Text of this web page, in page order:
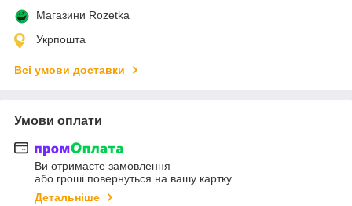
Магазини Rozetka
Укрпошта
Всі умови доставки
Умови оплати
Ви отримаєте замовлення
або гроші повернуться на вашу картку
Детальніше